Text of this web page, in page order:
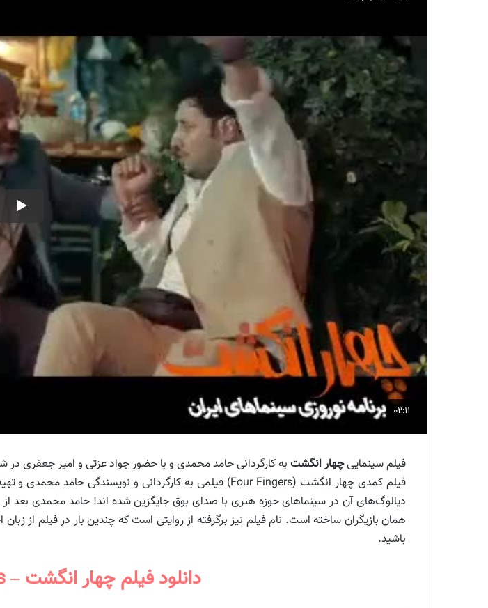
فیلم سینماییچهار انگشت به کارگردانی حامد محمدی و با حضور جواد عزتی و امیر جعفری
دیالوگ‌های آن در سینماهای حوزه هنری با صدای بوق جایگزین شده اند! حامد محمدی بعد
همان بازیگران ساخته است. نام فیلم نیز برگرفته از روایتی است که چندین بار در فیلم
باشید.
دانلود فیلم چهار انگشت – Download 4 Fingers